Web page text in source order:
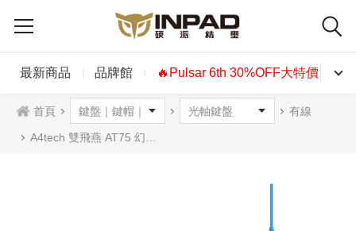
最新商品 品牌館 🔥Pulsar 6th 30%OFF大特價🔥
首頁 有線
A4tech 雙飛燕 AT75 幻影 有線RT光軸鍵盤 中文